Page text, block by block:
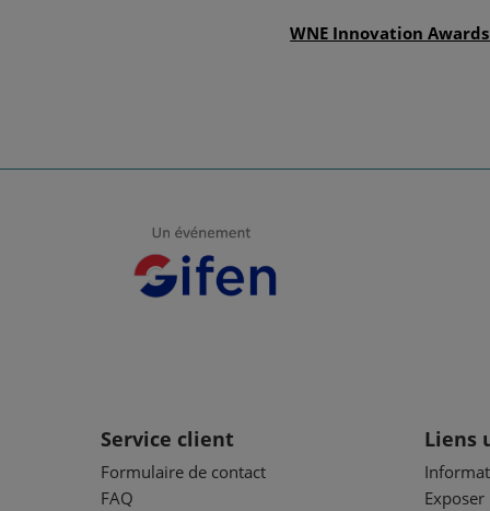
WNE Innovation Awards
Service client
Formulaire de contact
FAQ
Liens
Exposer